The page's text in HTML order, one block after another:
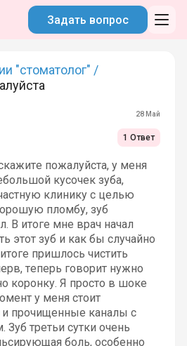
Задать вопрос
"стоматолог" /
28 Май
1 Ответ
пожалуйста, у меня
кусочек зуба,
клинику с целью
пломбу, зуб
В итоге мне врач начал
этот зуб и как бы случайно
пришлось чистить
теперь говорит нужно
коронку. Я просто в шоке
у меня стоит
прочищенные каналы с
третьи сутки очень
боль, особенно